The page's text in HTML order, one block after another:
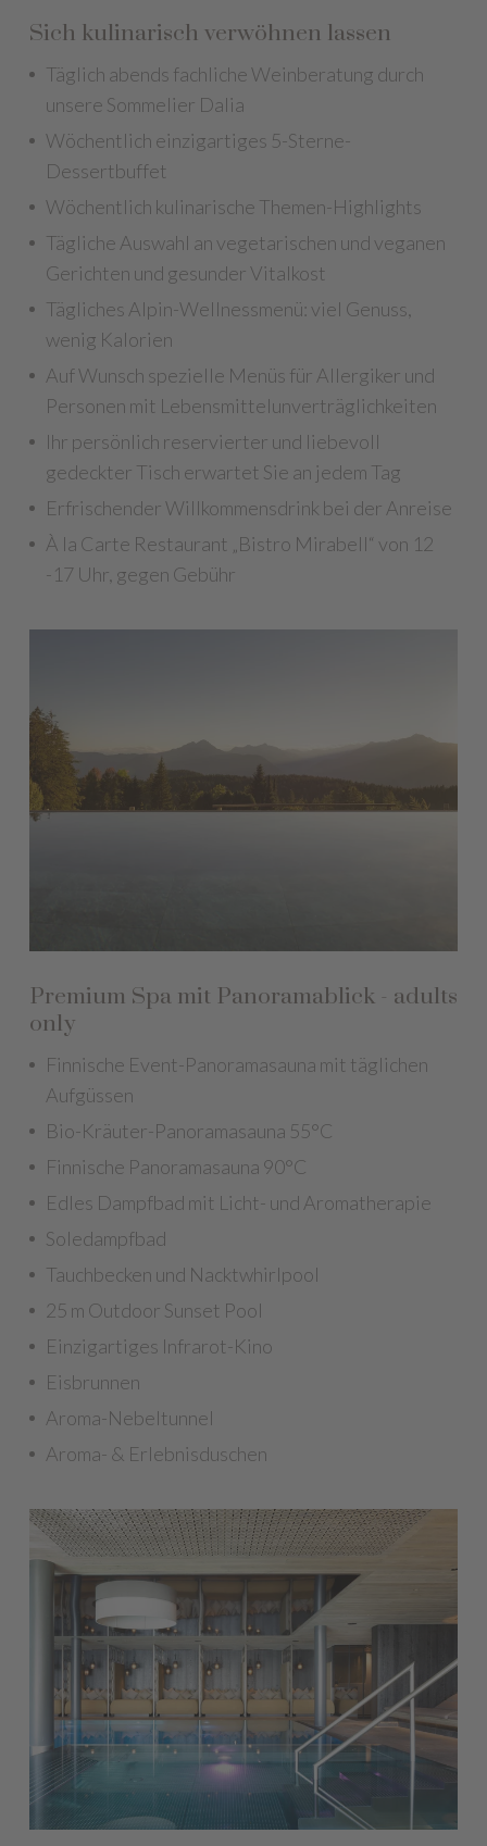
Sich kulinarisch verwöhnen lassen
Täglich abends fachliche Weinberatung durch
unsere Sommelier Dalia
Wöchentlich einzigartiges 5-Sterne-
Dessertbuffet
Wöchentlich kulinarische Themen-Highlights
Tägliche Auswahl an vegetarischen und veganen
Gerichten und gesunder Vitalkost
Tägliches Alpin-Wellnessmenü: viel Genuss,
wenig Kalorien
Auf Wunsch spezielle Menüs für Allergiker und
Personen mit Lebensmittelunverträglichkeiten
Ihr persönlich reservierter und liebevoll
gedeckter Tisch erwartet Sie an jedem Tag
Erfrischender Willkommensdrink bei der Anreise
À la Carte Restaurant „Bistro Mirabell“ von 12
-17 Uhr, gegen Gebühr
Premium Spa mit Panoramablick - adults
only
Finnische Event-Panoramasauna mit täglichen
Aufgüssen
Bio-Kräuter-Panoramasauna 55°C
Finnische Panoramasauna 90°C
Edles Dampfbad mit Licht- und Aromatherapie
Soledampfbad
Tauchbecken und Nacktwhirlpool
25 m Outdoor Sunset Pool
Einzigartiges Infrarot-Kino
Eisbrunnen
Aroma-Nebeltunnel
Aroma- & Erlebnisduschen